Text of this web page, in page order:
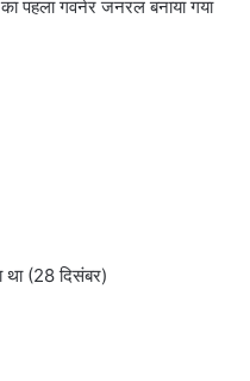
पहला गवर्नर जनरल बनाया गया
था (28 दिसंबर)